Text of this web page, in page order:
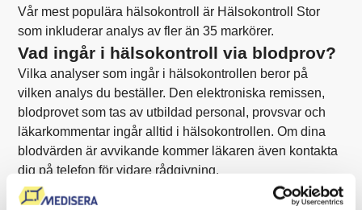
Vår mest populära hälsokontroll är Hälsokontroll Stor
som inkluderar analys av fler än 35 markörer.
Vad ingår i hälsokontroll via blodprov?
Vilka analyser som ingår i hälsokontrollen beror på
vilken analys du beställer. Den elektroniska remissen,
blodprovet som tas av utbildad personal, provsvar och
läkarkommentar ingår alltid i hälsokontrollen. Om dina
blodvärden är avvikande kommer läkaren även kontakta
dig på telefon för vidare rådgivning.
Hur går blodprovstagningen till?